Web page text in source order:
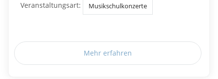
Veranstaltungsart: Musikschulkonzerte
Mehr erfahren